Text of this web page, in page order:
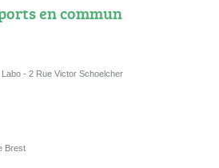
en commun
- 2 Rue Victor Schoelcher
Brest